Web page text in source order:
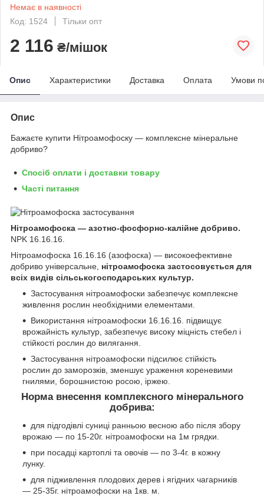
Немає в наявності
Код: 1524
Тільки опт
2 116 ₴/мішок
Опис Характеристики Доставка Оплата Умови
Опис
Бажаєте купити Нітроамофоску — комплексне мінеральне
добриво?
Спосіб оплати і доставки товару
Часті питання
Нітроамофоска — азотно-фосфорно-калійне добриво.
NPK 16.16.16.
Нітроамофоска 16.16.16 (азофоска) — високоефективне
добриво універсальне, нітроамофоска застосовується для
всіх видів сільськогосподарських культур.
Застосування нітроамофоски забезпечує комплексне
живлення рослин необхідними елементами.
Використання нітроамофоски 16.16.16. підвищує
врожайність культур, забезпечує високу міцність стебел і
стійкості рослин до вилягання.
Застосування нітроамофоски підсилює стійкість
рослин до заморозків, зменшує ураження кореневими
гнилями, борошнистою росою, іржею.
Норма внесення комплексного мінерального
добрива:
для підгодівлі суниці ранньою весною або після збору
врожаю — по 15-20г. нітроамофоски на 1м грядки.
при посадці картоплі та овочів — по 3-4г. в кожну
лунку.
для підживлення плодових дерев і ягідних чагарників
— 25-35г. нітроамофоски на 1кв. м.